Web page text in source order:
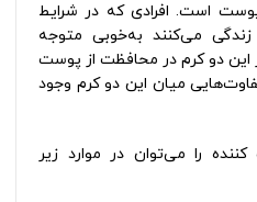
است. افرادی که در شرایط
می‌کنند به‌خوبی متوجه
این دو کرم در محافظت از پوست
میان این دو کرم وجود
را می‌توان در موارد زیر